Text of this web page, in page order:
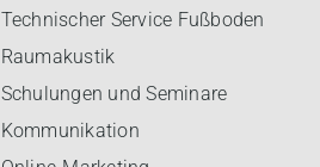
Technischer Service Fußboden
Raumakustik
Schulungen und Seminare
Kommunikation